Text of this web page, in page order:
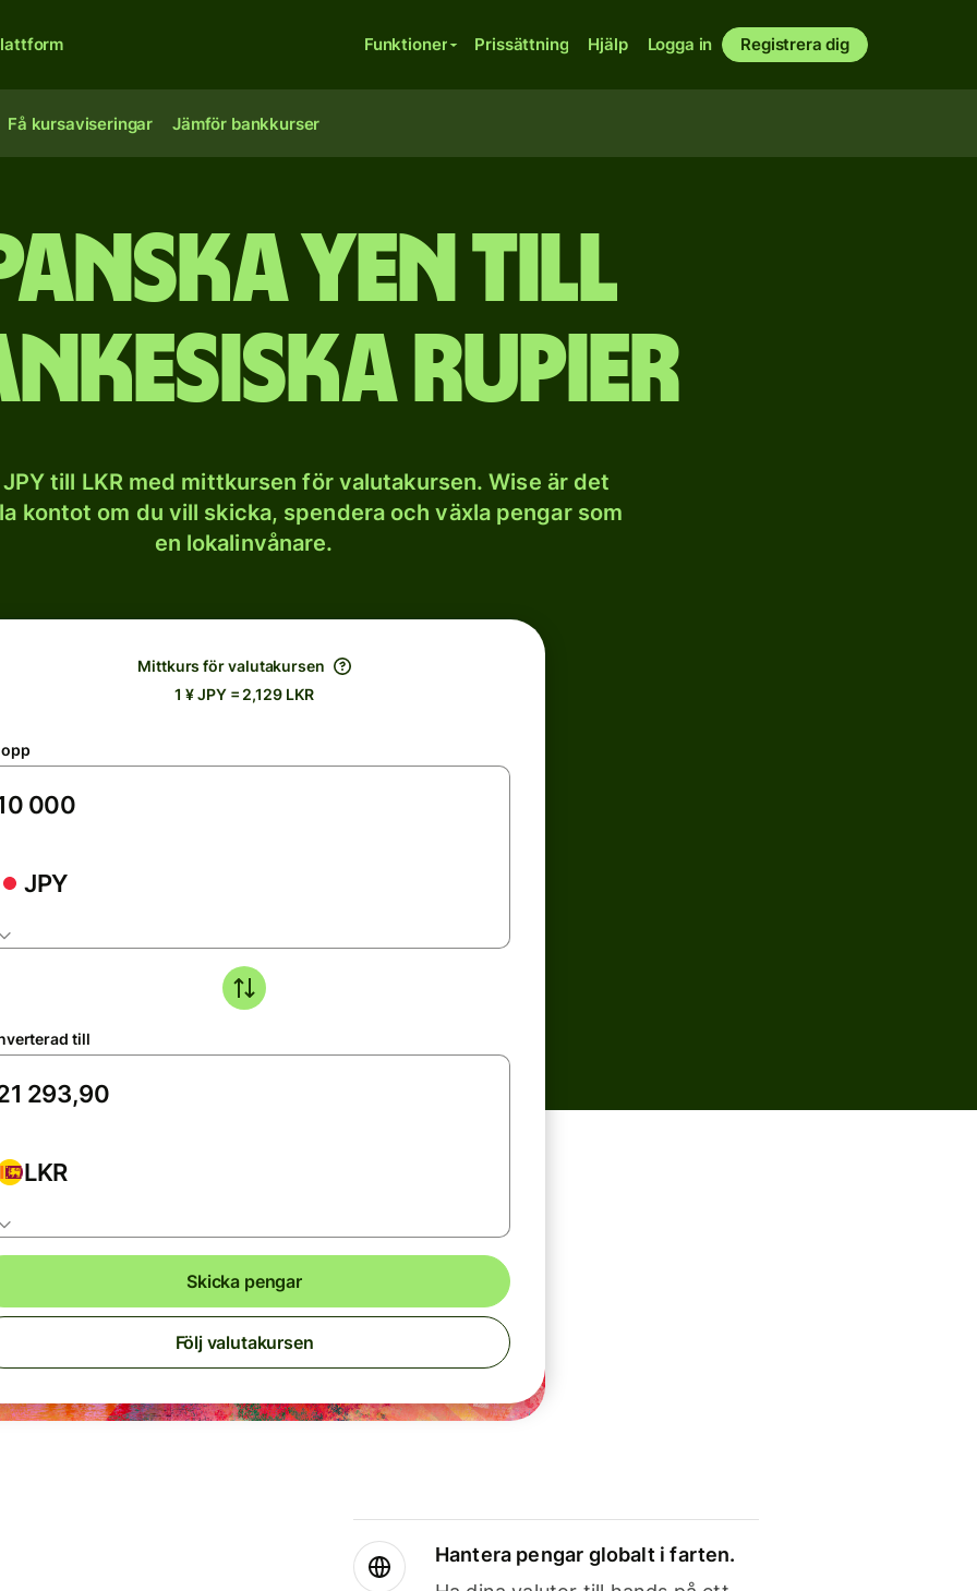
Funktioner Prissättning Hjälp Logga in Registrera dig
Få kursaviseringar Jämför bankkurser
yen till
rupier
till LKR med mittkursen för valutakursen. Wise är det
kontot om du vill skicka, spendera och växla pengar som
en lokalinvånare.
Mittkurs för valutakursen
1 ¥ JPY = 2,129 LKR
JPY
till
LKR
Skicka pengar
Följ valutakursen
Hantera pengar globalt i farten.